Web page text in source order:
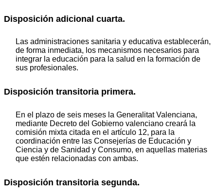
Disposición adicional cuarta.
Las administraciones sanitaria y educativa establecerán,
de forma inmediata, los mecanismos necesarios para
integrar la educación para la salud en la formación de
sus profesionales.
Disposición transitoria primera.
En el plazo de seis meses la Generalitat Valenciana,
mediante Decreto del Gobierno valenciano creará la
comisión mixta citada en el artículo 12, para la
coordinación entre las Consejerías de Educación y
Ciencia y de Sanidad y Consumo, en aquellas materias
que estén relacionadas con ambas.
Disposición transitoria segunda.